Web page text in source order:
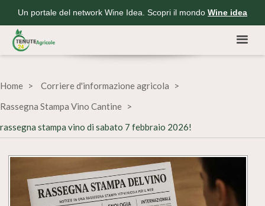
Un portale del network Wine Idea. Scopri il mondo Wine idea
Home
Corriere d'informazione agricola
Rassegna Stampa Vino Cantine
rassegna stampa vino di sabato 7 febbraio 2026!